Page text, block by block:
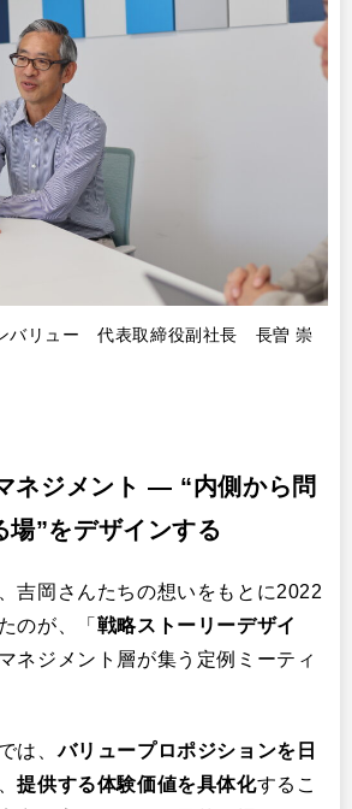
バリュー 代表取締役副社長 長曽 崇
ネジメント ― “内側から問
場”をデザインする
吉岡さんたちの想いをもとに2022
のが、「 戦略ストーリーデザイ
ネジメント層が集う定例ミーティ
は、バリュープロポジションを日
提供する体験価値を具体化するこ